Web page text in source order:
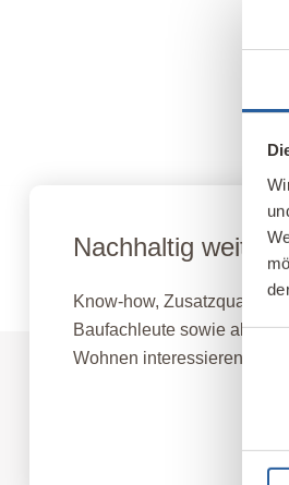
Nachhaltig
Know-how,
Baufachleute sowie alle,
Wohnen interessieren.
Fernlehrgang